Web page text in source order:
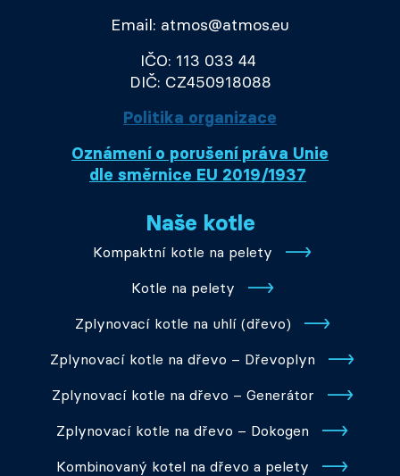
Email: atmos@atmos.eu
IČO: 113 033 44
DIČ: CZ450918088
Politika organizace
Oznámení o porušení práva Unie
dle směrnice EU 2019/1937
Naše kotle
Kompaktní kotle na pelety
Kotle na pelety
Zplynovací kotle na uhlí (dřevo)
Zplynovací kotle na dřevo – Dřevoplyn
Zplynovací kotle na dřevo – Generátor
Zplynovací kotle na dřevo – Dokogen
Kombinovaný kotel na dřevo a pelety